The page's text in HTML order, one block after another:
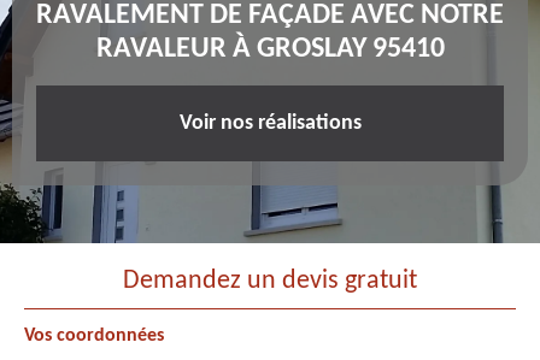
RAVALEMENT DE FAÇADE AVEC NOTRE
RAVALEUR À GROSLAY 95410
Voir nos réalisations
Demandez un devis gratuit
Vos coordonnées